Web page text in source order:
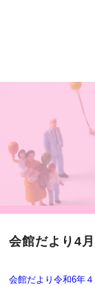
会館だより4
会館だより令和6年